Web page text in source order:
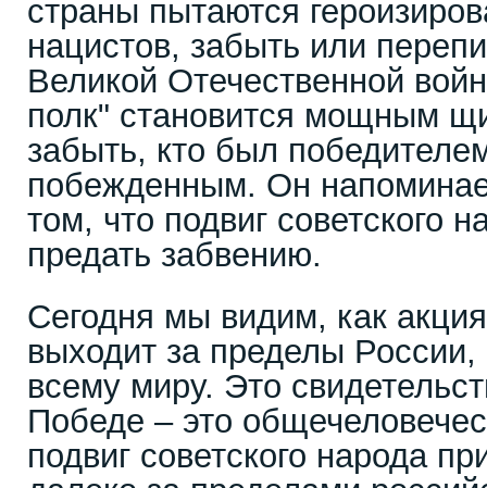
страны пытаются
нацистов, забыть или
Великой Отечественной
полк" становится мощным
забыть, кто был
побежденным. Он
том, что подвиг советского
предать забвению.
Сегодня мы видим, как
выходит за пределы
всему миру. Это
Победе – это
подвиг советского народа